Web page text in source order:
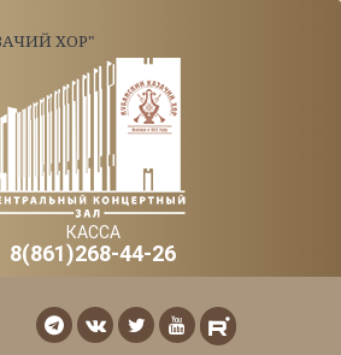
ХОР"
КАССА
8(861)268-44-26